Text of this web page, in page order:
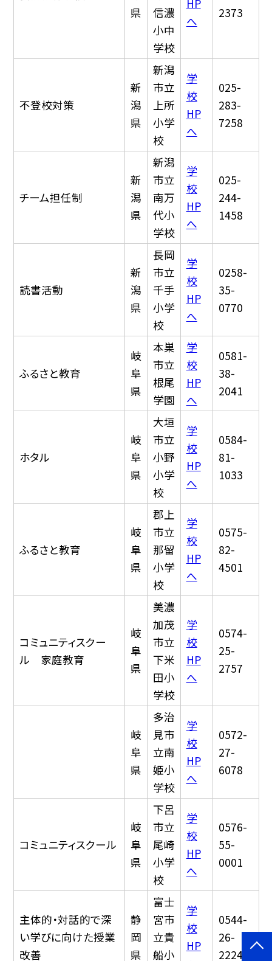
県
信濃
小中
学校
HP
へ
2373
不登校対策
新
潟
県
新潟
市立
上所
小学
校
学
校
HP
へ
025-
283-
7258
チーム担任制
新
潟
県
新潟
市立
南万
代小
学校
学
校
HP
へ
025-
244-
1458
読書活動
新
潟
県
長岡
市立
千手
小学
校
学
校
HP
へ
0258-
35-
0770
ふるさと教育
岐
阜
県
本巣
市立
根尾
学園
学
校
HP
へ
0581-
38-
2041
ホタル
岐
阜
県
大垣
市立
小野
小学
校
学
校
HP
へ
0584-
81-
1033
ふるさと教育
岐
阜
県
郡上
市立
那留
小学
校
学
校
HP
へ
0575-
82-
4501
コミュニティスクー
ル 家庭教育
岐
阜
県
美濃
加茂
市立
下米
田小
学校
学
校
HP
へ
0574-
25-
2757
岐
阜
県
多治
見市
立南
姫小
学校
学
校
HP
へ
0572-
27-
6078
コミュニティスクール
岐
阜
県
下呂
市立
尾崎
小学
校
学
校
HP
へ
0576-
55-
0001
主体的・対話的で深
い学びに向けた授業
改善
静
岡
県
富士
宮市
立貴
船小
学
校
HP
0544-
26-
2224